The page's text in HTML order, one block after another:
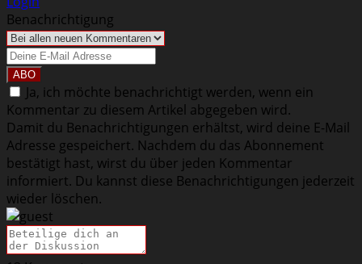
Benachrichtigung
Ja, ich möchte benachrichtigt werden, wenn ein
Kommentar zu diesem Artikel abgegeben wird.
Damit du Benachrichtigungen erhältst, wird deine E-Mail
Adresse gespeichert. Nachdem du das Abonnement
bestätigt hast, wirst du über jeden Kommentar
informiert. Du kannst diese Benachrichtigungen jederzeit
wieder löschen.